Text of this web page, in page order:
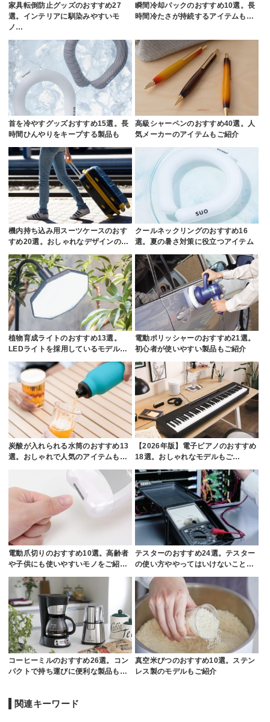
家具転倒防止グッズのおすすめ27
選。インテリアに馴染みやすいモ
ノ…
瞬間冷却パックのおすすめ10選。長
時間冷たさが持続するアイテムも…
首を冷やすグッズおすすめ15選。長
時間ひんやりをキープする製品も
高級シャーペンのおすすめ40選。人
気メーカーのアイテムもご紹介
機内持ち込み用スーツケースのおす
すめ20選。おしゃれなデザインの…
クールネックリングのおすすめ16
選。夏の暑さ対策に役立つアイテム
植物育成ライトのおすすめ13選。
LEDライトを採用しているモデル…
電動ポリッシャーのおすすめ21選。
初心者が使いやすい製品もご紹介
炭酸が入れられる水筒のおすすめ13
選。おしゃれで人気のアイテムも…
【2026年版】電子ピアノのおすすめ
18選。おしゃれなモデルもご…
電動爪切りのおすすめ10選。高齢者
や子供にも使いやすいモノをご紹…
テスターのおすすめ24選。テスター
の使い方ややってはいけないこと…
コーヒーミルのおすすめ26選。コン
パクトで持ち運びに便利な製品も…
真空米びつのおすすめ10選。ステン
レス製のモデルもご紹介
関連キーワード